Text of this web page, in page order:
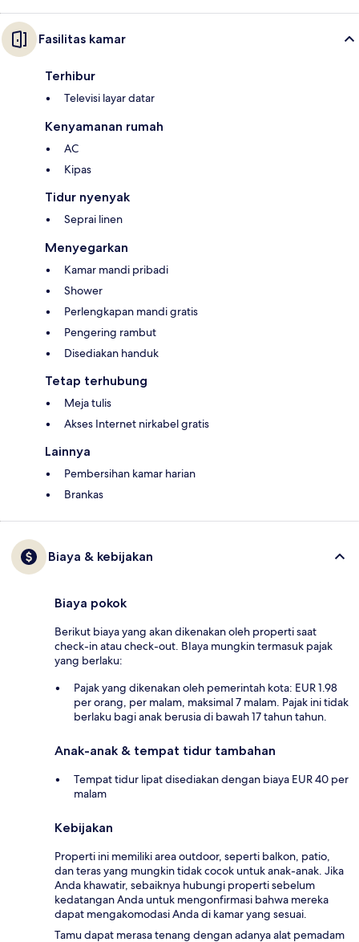
Fasilitas kamar
Terhibur
Televisi layar datar
Kenyamanan rumah
AC
Kipas
Tidur nyenyak
Seprai linen
Menyegarkan
Kamar mandi pribadi
Shower
Perlengkapan mandi gratis
Pengering rambut
Disediakan handuk
Tetap terhubung
Meja tulis
Akses Internet nirkabel gratis
Lainnya
Pembersihan kamar harian
Brankas
Biaya & kebijakan
Biaya pokok
Berikut biaya yang akan dikenakan oleh properti saat
check-in atau check-out. BIaya mungkin termasuk pajak
yang berlaku:
Pajak yang dikenakan oleh pemerintah kota: EUR 1.98
per orang, per malam, maksimal 7 malam. Pajak ini tidak
berlaku bagi anak berusia di bawah 17 tahun tahun.
Anak-anak & tempat tidur tambahan
Tempat tidur lipat disediakan dengan biaya EUR 40 per
malam
Kebijakan
Properti ini memiliki area outdoor, seperti balkon, patio,
dan teras yang mungkin tidak cocok untuk anak-anak. Jika
Anda khawatir, sebaiknya hubungi properti sebelum
kedatangan Anda untuk mengonfirmasi bahwa mereka
dapat mengakomodasi Anda di kamar yang sesuai.
Tamu dapat merasa tenang dengan adanya alat pemadam